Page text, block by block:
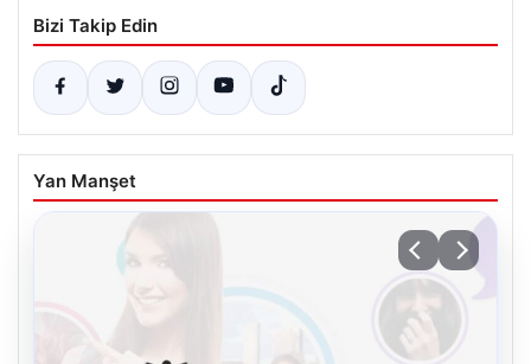
Bizi Takip Edin
Yan Manşet